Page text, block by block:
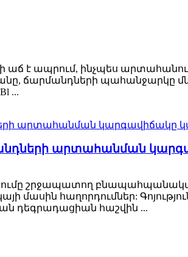
աճ է ապրում, ինչպես
ճարմանդների պահանջարկը
...
արտահանման
շրջապատող
մասին հաղորդումներ:
դեգրադացիան հաշվին ...